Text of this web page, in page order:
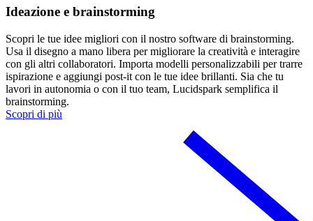
Ideazione e brainstorming
Scopri le tue idee migliori con il nostro software di brainstorming.
Usa il disegno a mano libera per migliorare la creatività e interagire
con gli altri collaboratori. Importa modelli personalizzabili per trarre
ispirazione e aggiungi post-it con le tue idee brillanti. Sia che tu
lavori in autonomia o con il tuo team, Lucidspark semplifica il
brainstorming.
Scopri di più